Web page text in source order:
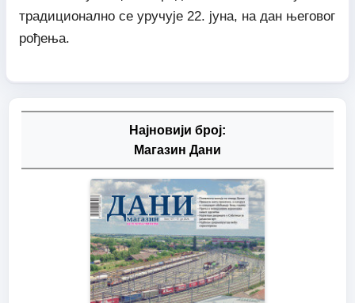
традиционално се уручује 22. јуна, на дан његовог
рођења.
Најновији број:
Магазин Дани